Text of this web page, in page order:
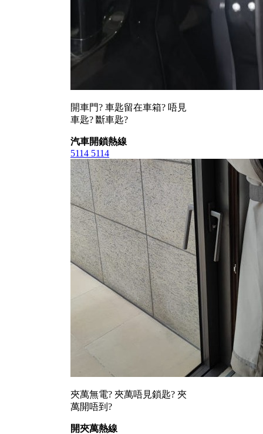
開車門? 車匙留在車箱? 唔見
車匙? 斷車匙?
汽車開鎖熱線
5114 5114
夾萬無電? 夾萬唔見鎖匙? 夾
萬開唔到?
開夾萬熱線